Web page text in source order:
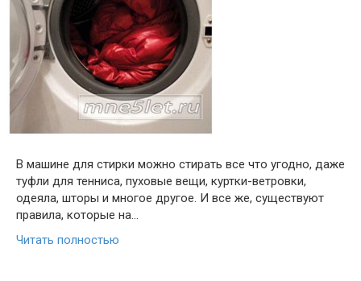
В машине для стирки можно стирать все что угодно, даже
туфли для тенниса, пуховые вещи, куртки-ветровки,
одеяла, шторы и многое другое. И все же, существуют
правила, которые на…
Читать полностью